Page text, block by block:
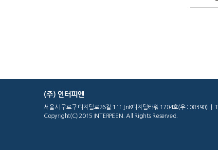
(주) 인터피엔
서울시 구로구 디지털로26길 111 JnK디지털타워 1704호(우 :
Copyright(C) 2015 INTERPEEN. All Rights Reserved.